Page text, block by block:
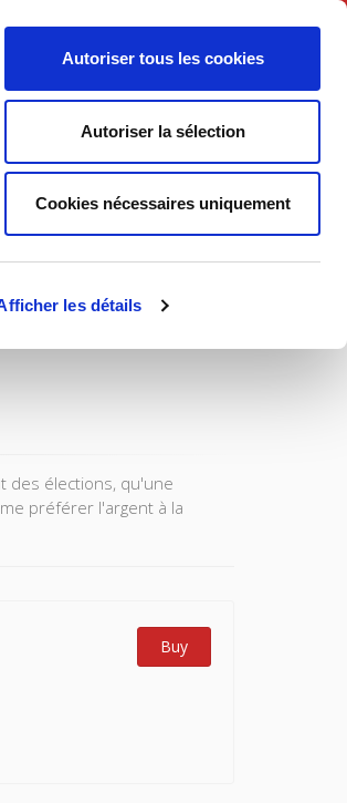
les détails
Autoriser tous les cookies
Autoriser la sélection
Cookies nécessaires uniquement
des élections, qu'une
préférer l'argent à la
Buy